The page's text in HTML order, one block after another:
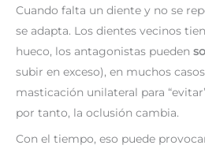
Cuando falta un diente y no se
se adapta. Los dientes vecinos
hueco, los antagonistas pueden
subir en exceso), en muchos
masticación unilateral para
por tanto, la oclusión cambia.
Con el tiempo, eso puede